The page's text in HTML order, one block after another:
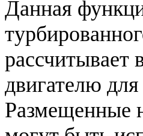
Данная
рассчитывает
двигателю
Размещенные